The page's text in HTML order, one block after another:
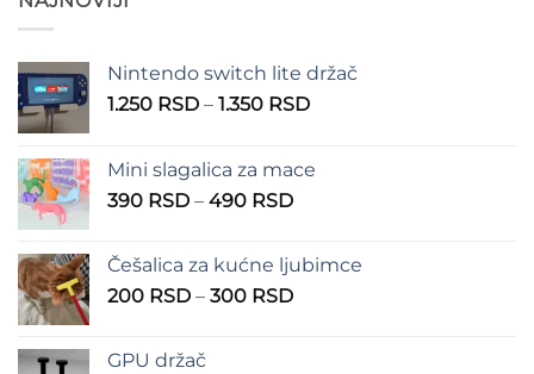
Nintendo switch lite držač
1.250 RSD – 1.350 RSDRaspon
1.250 RSD
Mini slagalica za mace
390 RSD – 490 RSDRaspon
390 RSD
do
Češalica za kućne ljubimce
200 RSD – 300 RSDRaspon
GPU držač